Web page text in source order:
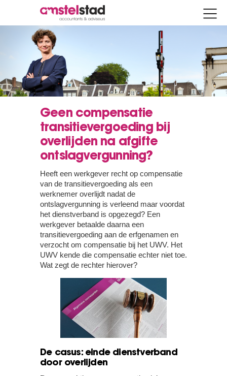
Geen compensatie
transitievergoeding bij
overlijden na afgifte
ontslagvergunning?
Heeft een werkgever recht op compensatie
van de transitievergoeding als een
werknemer overlijdt nadat de
ontslagvergunning is verleend maar voordat
het dienstverband is opgezegd? Een
werkgever betaalde daarna een
transitievergoeding aan de erfgenamen en
verzocht om compensatie bij het UWV. Het
UWV kende die compensatie echter niet toe.
Wat zegt de rechter hierover?
De casus: einde dienstverband
door overlijden